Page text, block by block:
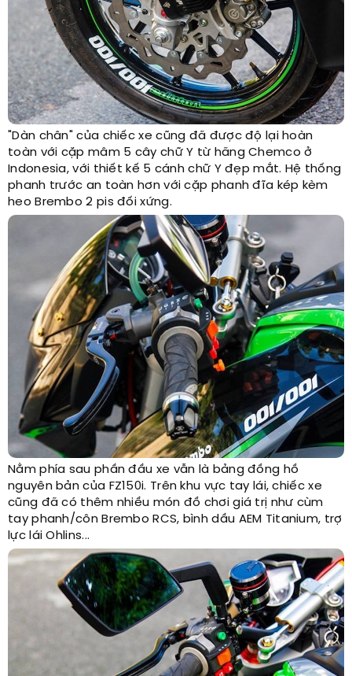
"Dàn chân" của chiếc xe cũng đã được độ lại hoàn
toàn với cặp mâm 5 cây chữ Y từ hãng Chemco ở
Indonesia, với thiết kế 5 cánh chữ Y đẹp mắt. Hệ thống
phanh trước an toàn hơn với cặp phanh đĩa kép kèm
heo Brembo 2 pis đối xứng.
Nằm phía sau phần đầu xe vẫn là bảng đồng hồ
nguyên bản của FZ150i. Trên khu vực tay lái, chiếc xe
cũng đã có thêm nhiều món đồ chơi giá trị như cùm
tay phanh/côn Brembo RCS, bình dầu AEM Titanium, trợ
lực lái Ohlins...